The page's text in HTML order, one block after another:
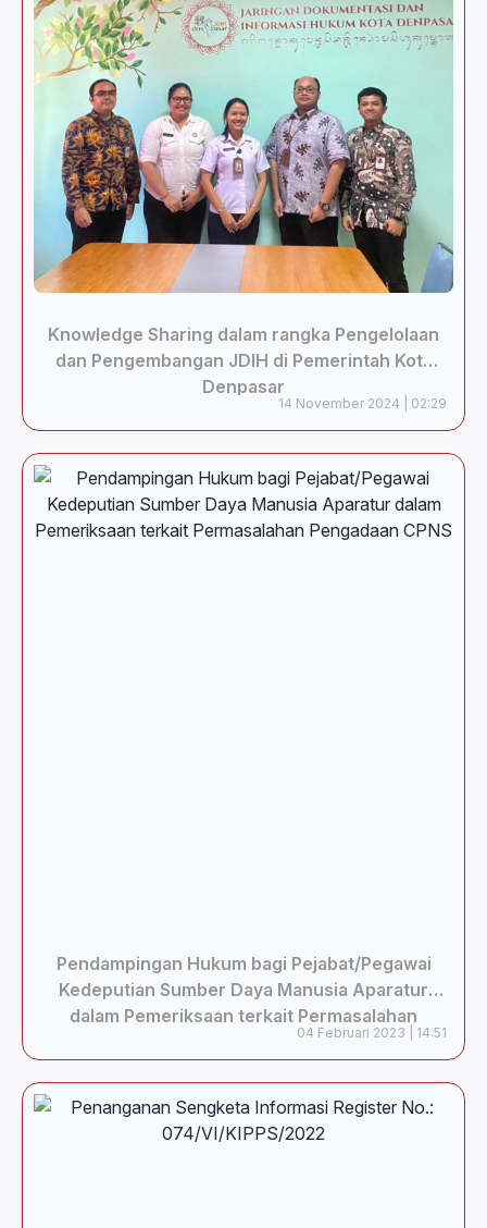
Knowledge Sharing dalam rangka Pengelolaan
dan Pengembangan JDIH di Pemerintah Kota
Denpasar
14 November 2024 | 02:29
Pendampingan Hukum bagi Pejabat/Pegawai
Kedeputian Sumber Daya Manusia Aparatur
dalam Pemeriksaan terkait Permasalahan
Pengadaan CPNS04 Februari 2023 | 14:51